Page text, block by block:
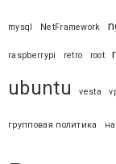
mysql NetFramework
raspberrypi retro root
ubuntu vesta
групповая политика